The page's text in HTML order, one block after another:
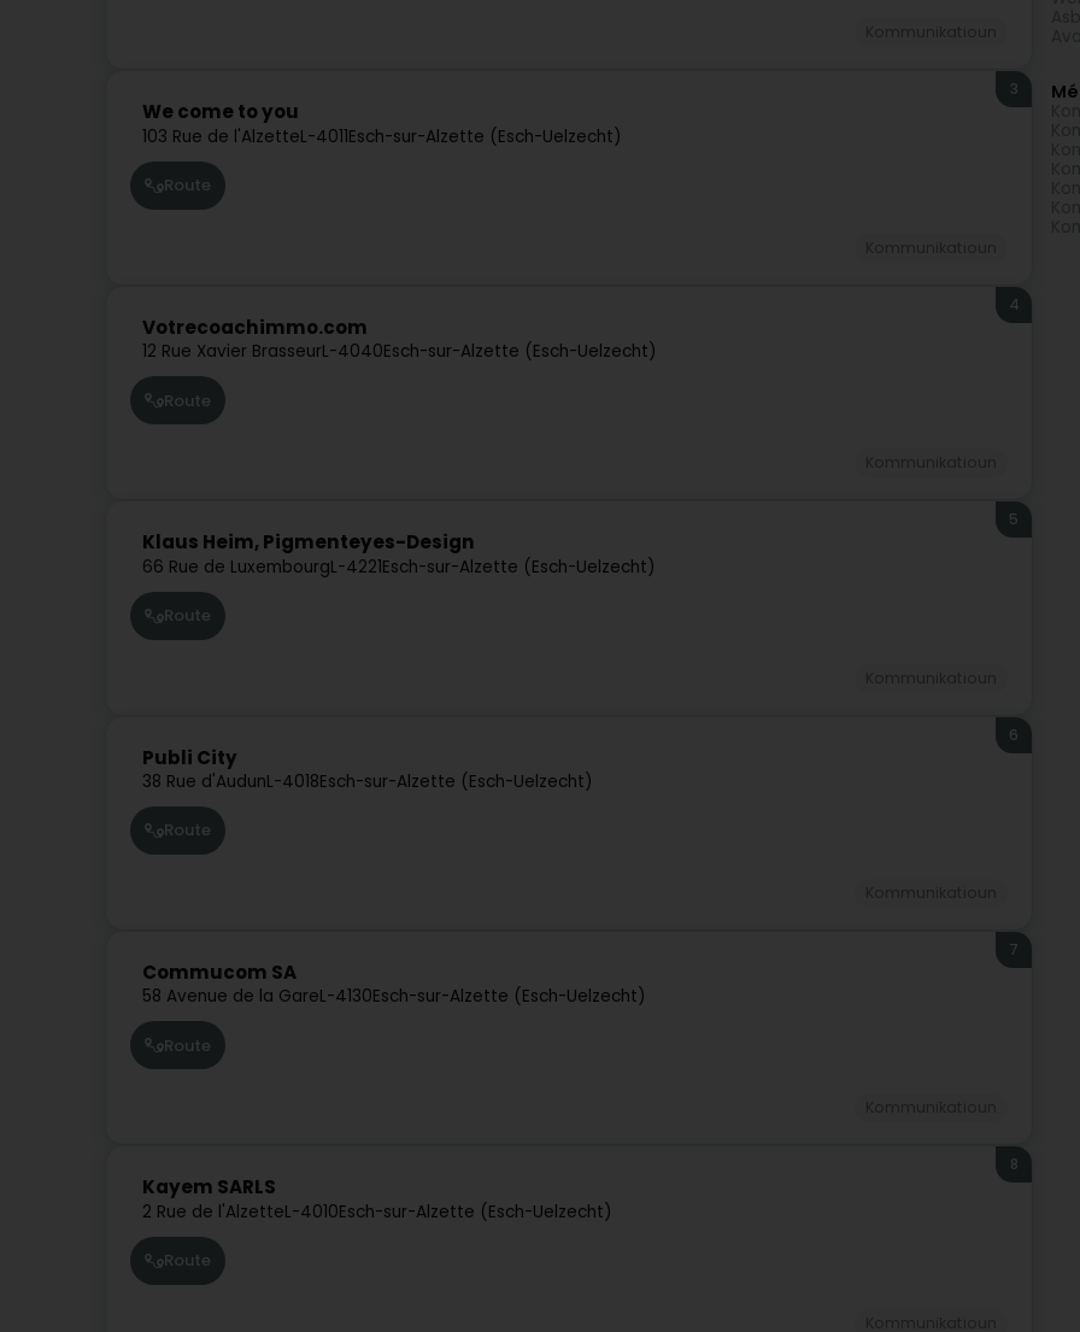
We come to you
103 Rue de l'AlzetteL-4011Esch-sur-Alzette (Esch-Uelzecht)
3
Route
Votrecoachimmo.com
12 Rue Xavier BrasseurL-4040Esch-sur-Alzette (Esch-Uelzecht)
4
Route
Klaus Heim, Pigmenteyes-Design
66 Rue de LuxembourgL-4221Esch-sur-Alzette (Esch-Uelzecht)
5
Route
Publi City
38 Rue d'AudunL-4018Esch-sur-Alzette (Esch-Uelzecht)
6
Route
Commucom SA
58 Avenue de la GareL-4130Esch-sur-Alzette (Esch-Uelzecht)
7
Route
Kayem SARLS
2 Rue de l'AlzetteL-4010Esch-sur-Alzette (Esch-Uelzecht)
8
Route